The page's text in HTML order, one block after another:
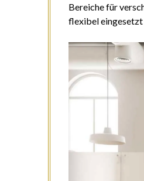
Bereiche für
flexibel eingesetzt